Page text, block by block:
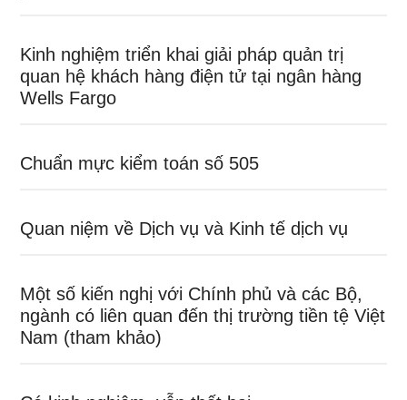
Kinh nghiệm triển khai giải pháp quản trị
quan hệ khách hàng điện tử tại ngân hàng
Wells Fargo
Chuẩn mực kiểm toán số 505
Quan niệm về Dịch vụ và Kinh tế dịch vụ
Một số kiến nghị với Chính phủ và các Bộ,
ngành có liên quan đến thị trường tiền tệ Việt
Nam (tham khảo)